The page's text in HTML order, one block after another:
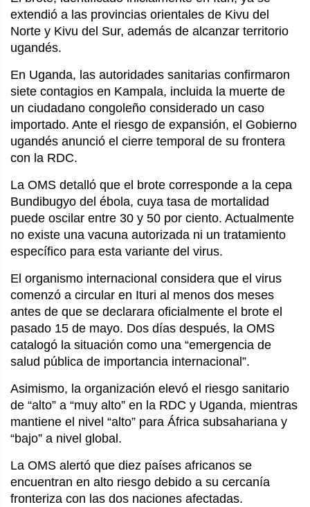
extendió a las provincias orientales de Kivu del
Norte y Kivu del Sur, además de alcanzar territorio
ugandés.
En Uganda, las autoridades sanitarias confirmaron
siete contagios en Kampala, incluida la muerte de
un ciudadano congoleño considerado un caso
importado. Ante el riesgo de expansión, el Gobierno
ugandés anunció el cierre temporal de su frontera
con la RDC.
La OMS detalló que el brote corresponde a la cepa
Bundibugyo del ébola, cuya tasa de mortalidad
puede oscilar entre 30 y 50 por ciento. Actualmente
no existe una vacuna autorizada ni un tratamiento
específico para esta variante del virus.
El organismo internacional considera que el virus
comenzó a circular en Ituri al menos dos meses
antes de que se declarara oficialmente el brote el
pasado 15 de mayo. Dos días después, la OMS
catalogó la situación como una “emergencia de
salud pública de importancia internacional”.
Asimismo, la organización elevó el riesgo sanitario
de “alto” a “muy alto” en la RDC y Uganda, mientras
mantiene el nivel “alto” para África subsahariana y
“bajo” a nivel global.
La OMS alertó que diez países africanos se
encuentran en alto riesgo debido a su cercanía
fronteriza con las dos naciones afectadas.